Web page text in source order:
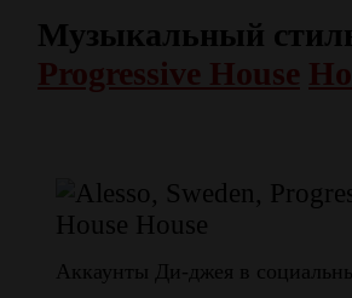
Музыкальный
Progressive House
Аккаунты Ди-джея в